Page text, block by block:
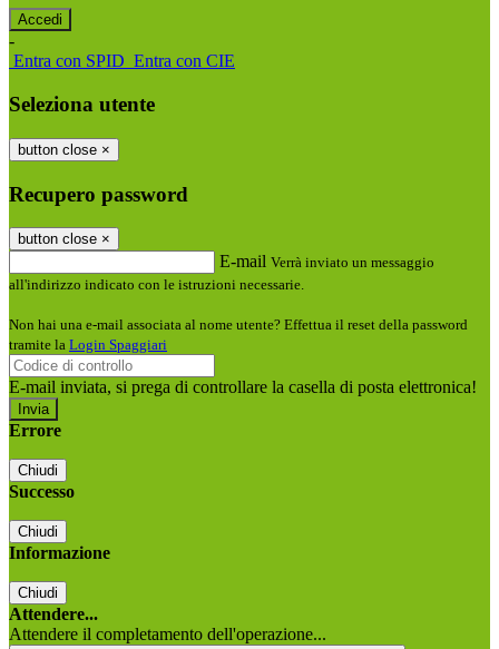
-
Entra con SPID Entra con CIE
Seleziona utente
button close ×
Recupero password
button close ×
E-mail Verrà inviato un messaggio
all'indirizzo indicato con le istruzioni necessarie.
Non hai una e-mail associata al nome utente? Effettua il reset della password
tramite la Login Spaggiari
E-mail inviata, si prega di controllare la casella di posta elettronica!
Errore
Chiudi
Successo
Chiudi
Informazione
Chiudi
Attendere...
Attendere il completamento dell'operazione...